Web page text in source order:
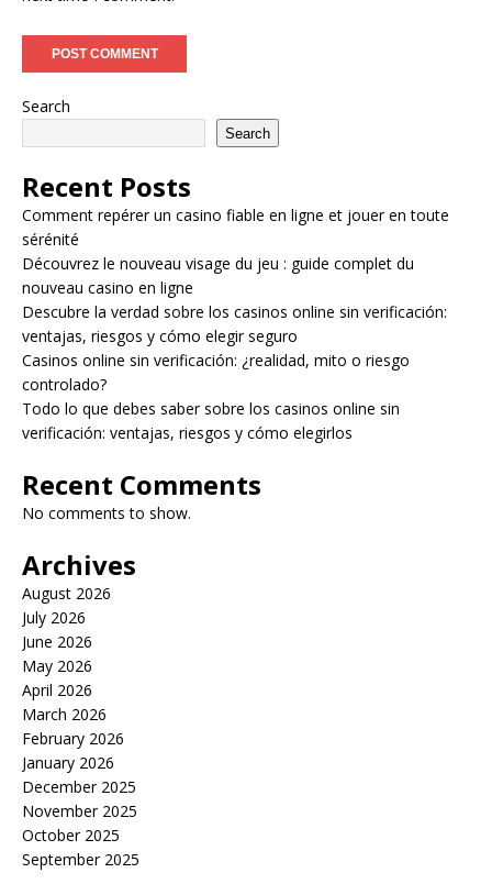
Search
Search
Recent Posts
Comment repérer un casino fiable en ligne et jouer en toute
sérénité
Découvrez le nouveau visage du jeu : guide complet du
nouveau casino en ligne
Descubre la verdad sobre los casinos online sin verificación:
ventajas, riesgos y cómo elegir seguro
Casinos online sin verificación: ¿realidad, mito o riesgo
controlado?
Todo lo que debes saber sobre los casinos online sin
verificación: ventajas, riesgos y cómo elegirlos
Recent Comments
No comments to show.
Archives
August 2026
July 2026
June 2026
May 2026
April 2026
March 2026
February 2026
January 2026
December 2025
November 2025
October 2025
September 2025